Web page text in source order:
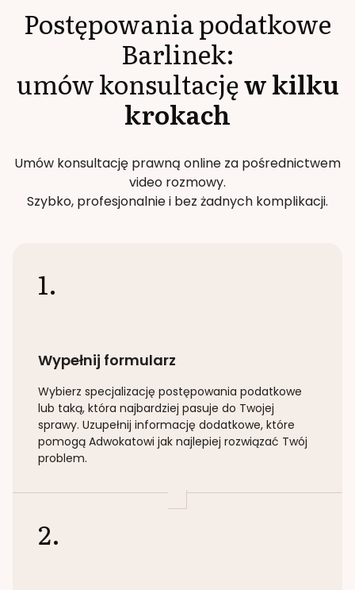
Postępowania podatkowe
Barlinek:
umów konsultacjęw kilku
krokach
Umów konsultację prawną online za pośrednictwem
video rozmowy.
Szybko, profesjonalnie i bez żadnych komplikacji.
1.
Wypełnij formularz
Wybierz specjalizację postępowania podatkowe
lub taką, która najbardziej pasuje do Twojej
sprawy. Uzupełnij informację dodatkowe, które
pomogą Adwokatowi jak najlepiej rozwiązać Twój
problem.
2.